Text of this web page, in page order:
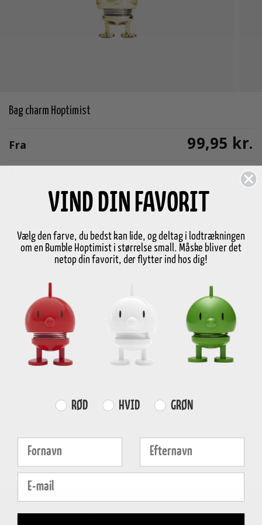
Bag charm Hoptimist
Fra 99,95 kr.
+ Vælg variant
GRATIS FRAGT
over
499 DKK
E-MÆRKET
HURTIG LEVERING
1-3 hverdage
Produktinformation
VIND DIN FAVORIT
Vælg den farve, du bedst kan lide, og deltag i lodtrækningen
om en Bumble Hoptimist i størrelse small. Måske bliver det
netop din favorit, der flytter ind hos dig!
Farvevalg
RØD HVID GRØN
Fornavn Efternavn
E-mail